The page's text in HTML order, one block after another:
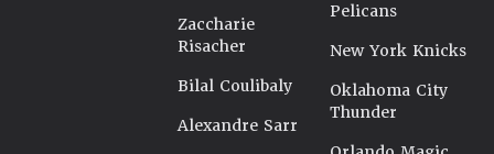
Zaccharie
Risacher
Bilal Coulibaly
Alexandre Sarr
Pelicans
New York Knicks
Oklahoma City
Thunder